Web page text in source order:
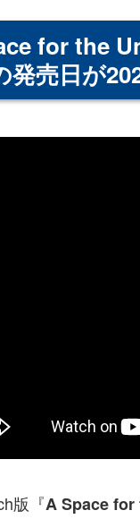
for the
発売日が
版『A Space for